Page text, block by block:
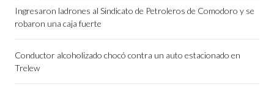
Ingresaron ladrones al Sindicato de Petroleros de Comodoro y se
robaron una caja fuerte
Conductor alcoholizado chocó contra un auto estacionado en
Trelew